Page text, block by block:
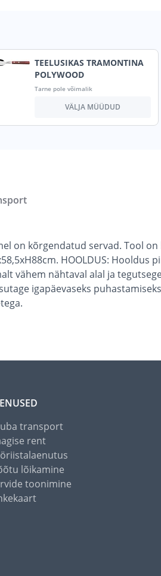
TEELUSIKAS TRAMONTINA
POLYWOOD
Tarne pole võimalik
VÄLJA MÜÜDUD
on kõrgendatud servad. Tool
HOOLDUS:
vähem nähtaval alal ja
igapäevaseks
transport
rent
lõikamine
toonimine